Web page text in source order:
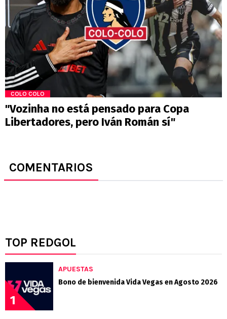
COLO COLO
"Vozinha no está pensado para Copa
Libertadores, pero Iván Román sí"
COMENTARIOS
TOP REDGOL
1
APUESTAS
Bono de bienvenida Vida Vegas en Agosto 2026